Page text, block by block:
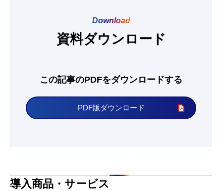
Download
資料ダウンロード
この記事のPDFをダウンロードする
PDF版ダウンロード
導入商品・サービス